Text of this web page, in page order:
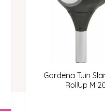
Gardena Tuin
RollUp M